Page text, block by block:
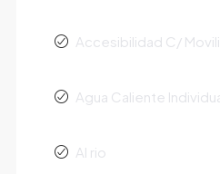
Accesibilidad C/
Agua Caliente
Al rio